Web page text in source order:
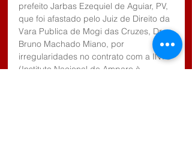
prefeito Jarbas Ezequiel de Aguiar, PV,
que foi afastado pelo Juiz de Direito da
Vara Publica de Mogi das Cruzes, Dr.
Bruno Machado Miano, por
irregularidades no contrato com a INTS
(Instituto Nacional de Amparo à